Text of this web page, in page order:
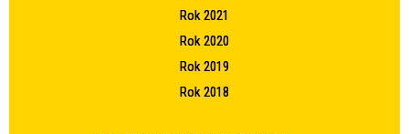
Rok 2021
Rok 2020
Rok 2019
Rok 2018